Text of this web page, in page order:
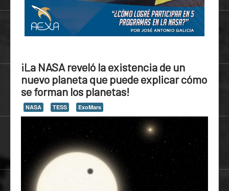
¡La NASA reveló la existencia de un
nuevo planeta que puede explicar cómo
se forman los planetas!
NASA TESS ExoMars